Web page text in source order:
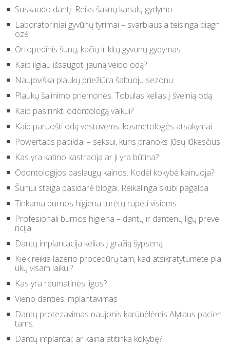
Suskaudo dantį. Reiks šaknų kanalų gydymo
Laboratoriniai gyvūnų tyrimai – svarbiausia teisinga diagn
ozė
Ortopedinis šunų, kačių ir kitų gyvūnų gydymas
Kaip ilgiau išsaugoti jauną veido odą?
Naujoviška plaukų priežiūra šaltuoju sezonu
Plaukų šalinimo priemonės. Tobulas kelias į švelnią odą
Kaip pasirinkti odontologą vaikui?
Kaip paruošti odą vestuvėms: kosmetologės atsakymai
Powertabs papildai – seksui, kuris pranoks Jūsų lūkesčius
Kas yra katino kastracija ar ji yra būtina?
Odontologijos paslaugų kainos. Kodėl kokybė kainuoja?
Šuniui staiga pasidarė blogai. Reikalinga skubi pagalba
Tinkama burnos higiena turėtų rūpėti visiems
Profesionali burnos higiena – dantų ir dantenų ligų preve
ncija
Dantų implantacija kelias į gražią šypseną
Kiek reikia lazerio procedūrų tam, kad atsikratytumėte pla
ukų visam laikui?
Kas yra reumatinės ligos?
Vieno danties implantavimas
Dantų protezavimas naujonis karūnėlėmis Alytaus pacien
tams.
Dantų implantai: ar kaina atitinka kokybę?